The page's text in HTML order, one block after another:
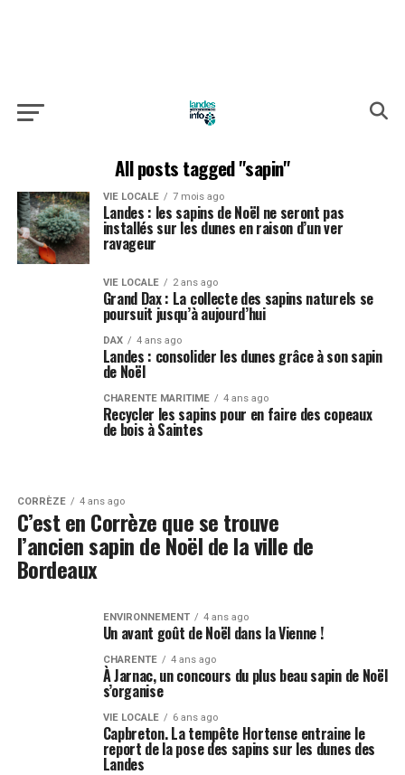
All posts tagged "sapin"
VIE LOCALE 7 mois ago
Landes : les sapins de Noël ne seront pas
installés sur les dunes en raison d’un ver
ravageur
VIE LOCALE 2 ans ago
Grand Dax : La collecte des sapins naturels se
poursuit jusqu’à aujourd’hui
DAX 4 ans ago
Landes : consolider les dunes grâce à son sapin
de Noël
CHARENTE MARITIME 4 ans ago
Recycler les sapins pour en faire des copeaux
de bois à Saintes
CORRÈZE 4 ans ago
C’est en Corrèze que se trouve
l’ancien sapin de Noël de la ville de
Bordeaux
ENVIRONNEMENT 4 ans ago
Un avant goût de Noël dans la Vienne !
CHARENTE 4 ans ago
À Jarnac, un concours du plus beau sapin de Noël
s’organise
VIE LOCALE 6 ans ago
Capbreton. La tempête Hortense entraine le
report de la pose des sapins sur les dunes des
Landes